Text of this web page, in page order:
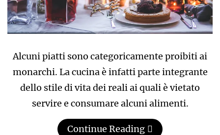
Alcuni piatti sono categoricamente proibiti ai
monarchi. La cucina è infatti parte integrante
dello stile di vita dei reali ai quali è vietato
servire e consumare alcuni alimenti.
Continue Reading